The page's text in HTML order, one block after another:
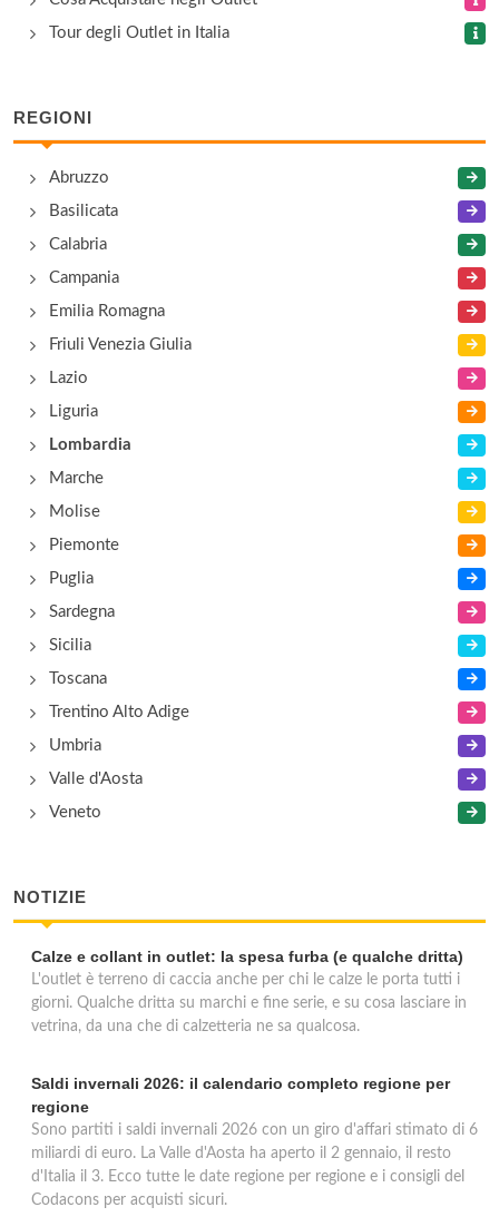
Antonella
via Varese 13, Muggiò
Tour degli Outlet in Italia
REGIONI
Abruzzo
Basilicata
Calabria
Campania
Emilia Romagna
Friuli Venezia Giulia
Lazio
Liguria
Lombardia
Marche
Molise
Piemonte
Puglia
Sardegna
Sicilia
Toscana
Trentino Alto Adige
Umbria
Valle d'Aosta
Veneto
NOTIZIE
Calze e collant in outlet: la spesa furba (e qualche dritta)
L'outlet è terreno di caccia anche per chi le calze le porta tutti i
giorni. Qualche dritta su marchi e fine serie, e su cosa lasciare in
vetrina, da una che di calzetteria ne sa qualcosa.
Saldi invernali 2026: il calendario completo regione per
regione
Sono partiti i saldi invernali 2026 con un giro d'affari stimato di 6
miliardi di euro. La Valle d'Aosta ha aperto il 2 gennaio, il resto
d'Italia il 3. Ecco tutte le date regione per regione e i consigli del
Codacons per acquisti sicuri.